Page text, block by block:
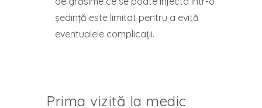
ședință este limitat pentru a evită
eventualele complicații.
Prima vizită la medic